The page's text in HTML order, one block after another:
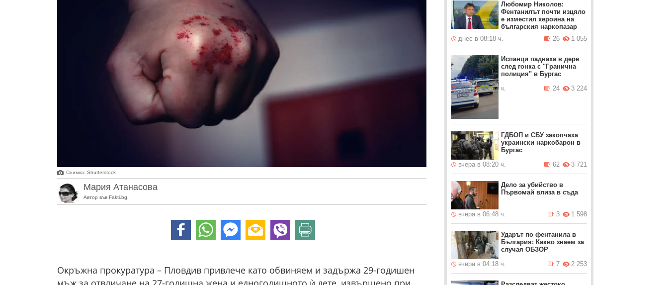
Снимка: Shutterstock
Мария Атанасова
Автор във Fakti.bg
Окръжна прокуратура – Пловдив привлече като обвиняем и задържа 29-годишен
Любомир Николов:
Фентанилът почти изцяло
е изместил хероина на
българския наркопазар
днес в 08:18 ч.
1 055
26
Испанци паднаха в дере
след гонка с "Гранична
полиция" в Бургас
вчера в 14:52 ч.
3 224
24
ГДБОП и СБУ закопчаха
украински наркобарон в
Бургас
вчера в 08:20 ч.
3 721
62
Дело за убийство в
Първомай влиза в съда
вчера в 06:48 ч. 1 598
3
Ударът по фентанила в
България: Какво знаем за
случая ОБЗОР
вчера в 04:18 ч.
2 253
7